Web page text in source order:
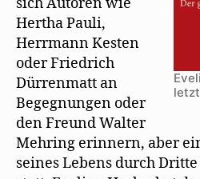
Hertha Pauli,
Herrmann Kesten
oder Friedrich
Dürrenmatt an
Begegnungen oder
den Freund Walter
Mehring erinnern, aber
seines Lebens durch